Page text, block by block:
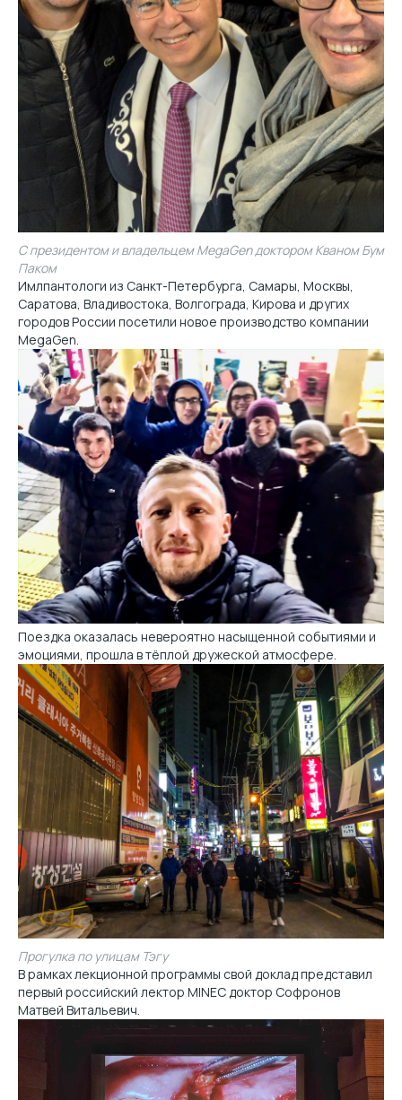
С президентом и владельцем MegaGen доктором Кваном Бум
Паком
Имлпантологи из Санкт-Петербурга, Самары, Москвы,
Саратова, Владивостока, Волгограда, Кирова и других
городов России посетили новое производство компании
MegaGen.
Поездка оказалась невероятно насыщенной событиями и
эмоциями, прошла в тёплой дружеской атмосфере.
Прогулка по улицам Тэгу
В рамках лекционной программы свой доклад представил
первый российский лектор MINEC доктор Софронов
Матвей Витальевич.